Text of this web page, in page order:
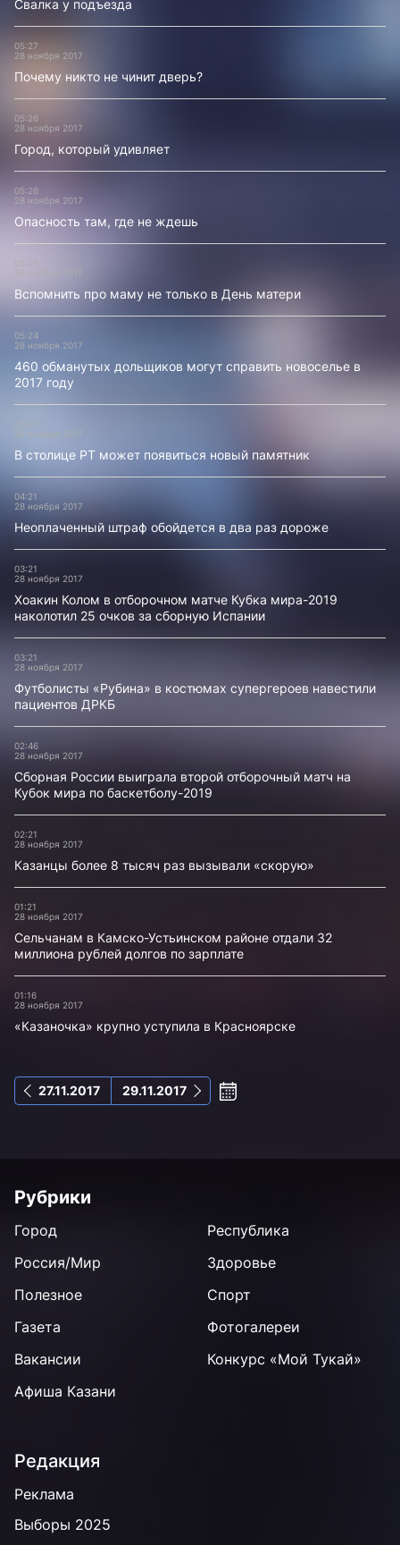
Свалка у подъезда
05:27
28 ноября 2017
Почему никто не чинит дверь?
05:26
28 ноября 2017
Город, который удивляет
05:26
28 ноября 2017
Опасность там, где не ждешь
05:25
28 ноября 2017
Вспомнить про маму не только в День матери
05:24
28 ноября 2017
460 обманутых дольщиков могут справить новоселье в
2017 году
05:01
28 ноября 2017
В столице РТ может появиться новый памятник
04:21
28 ноября 2017
Неоплаченный штраф обойдется в два раз дороже
03:21
28 ноября 2017
Хоакин Колом в отборочном матче Кубка мира-2019
наколотил 25 очков за сборную Испании
03:21
28 ноября 2017
Футболисты «Рубина» в костюмах супергероев навестили
пациентов ДРКБ
02:46
28 ноября 2017
Сборная России выиграла второй отборочный матч на
Кубок мира по баскетболу-2019
02:21
28 ноября 2017
Казанцы более 8 тысяч раз вызывали «скорую»
01:21
28 ноября 2017
Сельчанам в Камско-Устьинском районе отдали 32
миллиона рублей долгов по зарплате
01:16
28 ноября 2017
«Казаночка» крупно уступила в Красноярске
27.11.2017 29.11.2017
Рубрики
Город
Республика
Россия/Мир
Здоровье
Полезное
Спорт
Газета
Фотогалереи
Вакансии
Конкурс «Мой Тукай»
Афиша Казани
Редакция
Реклама
Выборы 2025